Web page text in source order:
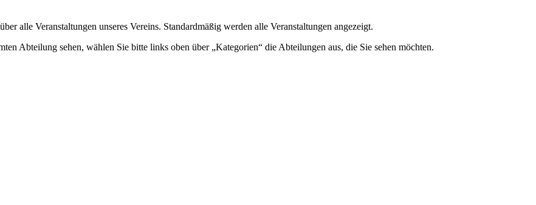
alle Veranstaltungen unseres Vereins. Standardmäßig werden alle Veranstaltungen angezeigt.
Abteilung sehen, wählen Sie bitte links oben über „Kategorien“ die Abteilungen aus, die Sie sehen möchten.